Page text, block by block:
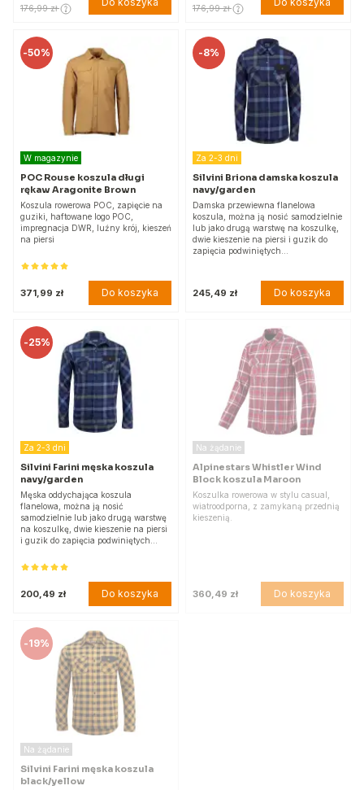
176,99 zł 176,99 zł
-50%
W magazynie
POC Rouse koszula długi
rękaw Aragonite Brown
Koszula rowerowa POC, zapięcie na
guziki, haftowane logo POC,
impregnacja DWR, luźny krój, kieszeń
na piersi
371,99 zł Do koszyka
-8%
Za 2-3 dni
Silvini Briona damska koszula
navy/garden
Damska przewiewna flanelowa
koszula, można ją nosić samodzielnie
lub jako drugą warstwę na koszulkę,
dwie kieszenie na piersi i guzik do
zapięcia podwiniętych…
245,49 zł Do koszyka
-25%
Za 2-3 dni
Silvini Farini męska koszula
navy/garden
Męska oddychająca koszula
flanelowa, można ją nosić
samodzielnie lub jako drugą warstwę
na koszulkę, dwie kieszenie na piersi
i guzik do zapięcia podwiniętych…
200,49 zł Do koszyka
Na żądanie
Alpinestars Whistler Wind
Block koszula Maroon
Koszulka rowerowa w stylu casual,
wiatroodporna, z zamykaną przednią
kieszenią.
360,49 zł Do koszyka
-19%
Na żądanie
Silvini Farini męska koszula
black/yellow